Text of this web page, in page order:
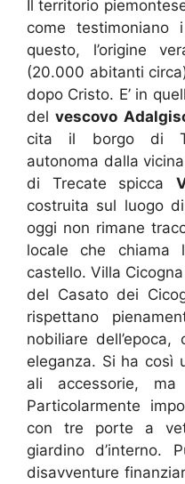
Il territorio
come testimoniano
questo, l’origine
(20.000 abitanti
dopo Cristo. E’ in
del vescovo
cita il borgo di
autonoma dalla
di Trecate spicca
costruita sul luogo
oggi non rimane
locale che chiama
castello. Villa
del Casato dei
rispettano
nobiliare
eleganza. Si ha così
ali accessorie,
Particolarmente
con tre porte a
giardino d’interno.
disavventure